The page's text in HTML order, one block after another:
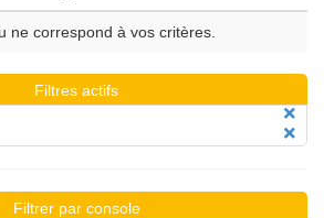
ne correspond à vos critères.
Filtres actifs
Filtrer par console